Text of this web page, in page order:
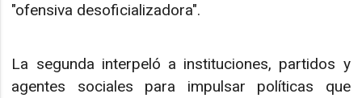
"ofensiva desoficializadora".
La segunda interpeló a instituciones, partidos y
agentes sociales para impulsar políticas que